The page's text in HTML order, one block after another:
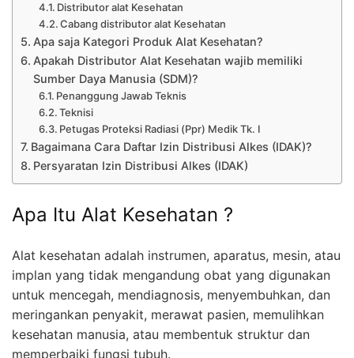
Distributor alat Kesehatan
Cabang distributor alat Kesehatan
Apa saja Kategori Produk Alat Kesehatan?
Apakah Distributor Alat Kesehatan wajib memiliki
Sumber Daya Manusia (SDM)?
Penanggung Jawab Teknis
Teknisi
Petugas Proteksi Radiasi (Ppr) Medik Tk. I
Bagaimana Cara Daftar Izin Distribusi Alkes (IDAK)?
Persyaratan Izin Distribusi Alkes (IDAK)
Apa Itu Alat Kesehatan ?
Alat kesehatan adalah instrumen, aparatus, mesin, atau
implan yang tidak mengandung obat yang digunakan
untuk mencegah, mendiagnosis, menyembuhkan, dan
meringankan penyakit, merawat pasien, memulihkan
kesehatan manusia, atau membentuk struktur dan
memperbaiki fungsi tubuh.